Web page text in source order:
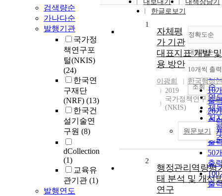
검색량순
가나다순
발행기관
국가정
책연구포
털(NKIS)
(24)
한국연
구재단
(NRF) (13)
한국건
설기술연
구원 (8)
dCollection
(1)
교육유
관기관 (1)
발행연도
내보내기
내책장담기
한글로보기
정확도순
정
순
인
순
연
제
저
발
관
내림차순
내
10개씩 출력
10
출
20
출
30
출
50
출
100
출
조회
1
자체평
가 기관
대표지표 개발
용 방안
이광희
한국행정
2019
국가정책연구포털
(NKIS)
원문보기
2
행정관리역량평
태 분석 및 개선
연구